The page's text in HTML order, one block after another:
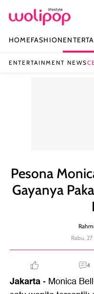
HOMEFASHION
ENTERTAINMENT NEWS
Pesona
Gayanya
Rabu,
4
Jakarta- Monica